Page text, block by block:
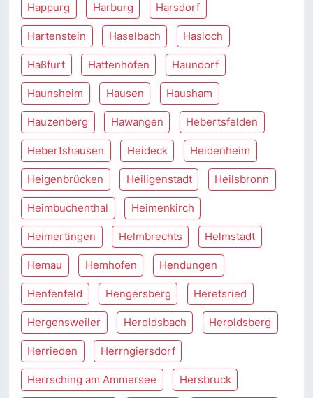
Happurg Harburg Harsdorf
Hartenstein Haselbach Hasloch
Haßfurt Hattenhofen Haundorf
Haunsheim Hausen Hausham
Hauzenberg Hawangen Hebertsfelden
Hebertshausen Heideck Heidenheim
Heigenbrücken Heiligenstadt Heilsbronn
Heimbuchenthal Heimenkirch
Heimertingen Helmbrechts Helmstadt
Hemau Hemhofen Hendungen
Henfenfeld Hengersberg Heretsried
Hergensweiler Heroldsbach Heroldsberg
Herrieden Herrngiersdorf
Herrsching am Ammersee Hersbruck